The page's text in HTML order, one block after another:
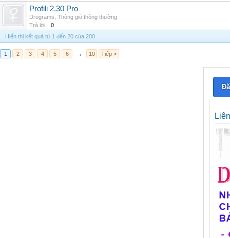
Profili 2.30 Pro
Drograms Thông gió thông thường
Trả lời:
0
Hiển thị kết quả từ 1 đến 20 của 200
1 2 3 4 5 6 → 10 Tiếp >